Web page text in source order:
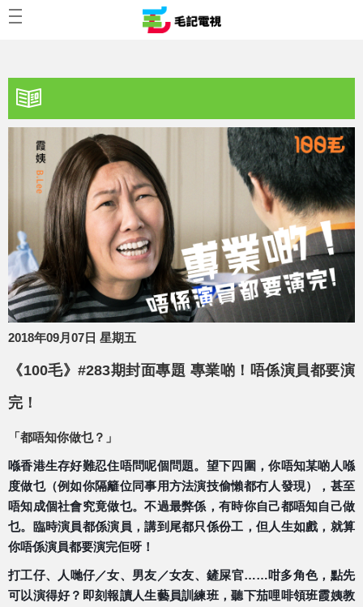
2018年09月07日 星期五
《100毛》#283期封面專題 專業啲！唔係演員都要演
完！
「都唔知你做乜？」
喺香港生存好難忍住唔問呢個問題。望下四圍，你唔知某啲人喺
度做乜（例如你隔籬位同事用方法演技偷懶都冇人發現），甚至
唔知成個社會究竟做乜。不過最弊係，有時你自己都唔知自己做
乜。臨時演員都係演員，講到尾都只係份工，但人生如戲，就算
你唔係演員都要演完佢呀！
打工仔、人哋仔／女、男友／女友、鏟屎官……咁多角色，點先
可以演得好？即刻報讀人生藝員訓練班，聽下茄哩啡領班霞姨教